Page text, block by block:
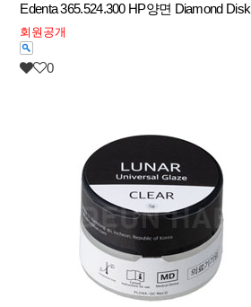
Edenta 365.524.300 HP양면 Diamond Disk
회원공개
0